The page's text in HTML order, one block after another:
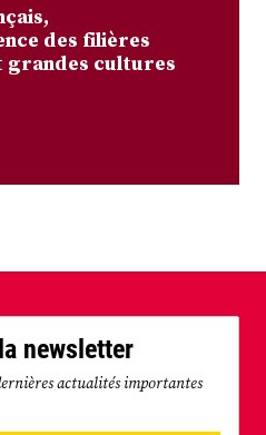
des filières
cultures
newsletter
actualités importantes